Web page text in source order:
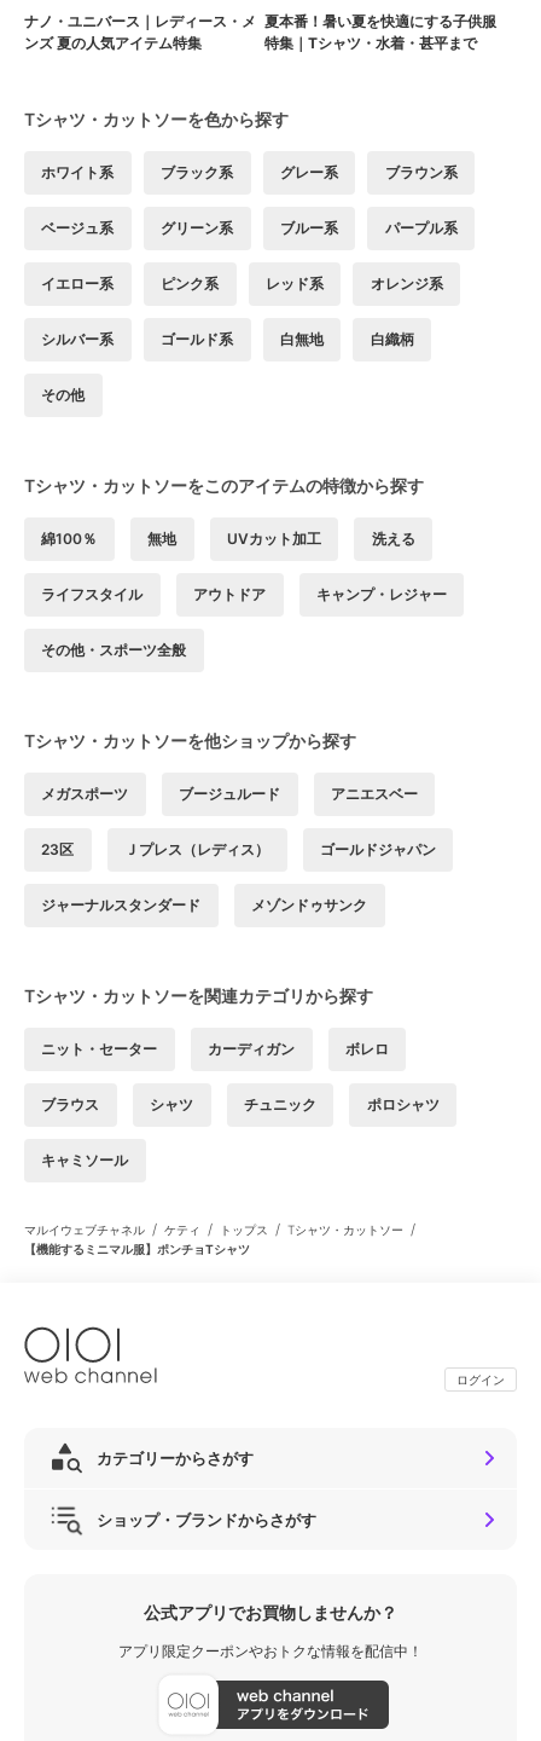
ナノ・ユニバース｜レディース・メ
ンズ 夏の人気アイテム特集
夏本番！暑い夏を快適にする子供服
特集｜Tシャツ・水着・甚平まで
Tシャツ・カットソーを色から探す
ホワイト系 ブラック系 グレー系 ブラウン系
ベージュ系 グリーン系 ブルー系 パープル系
イエロー系 ピンク系 レッド系 オレンジ系
シルバー系 ゴールド系 白無地 白織柄
その他
Tシャツ・カットソーをこのアイテムの特徴から探す
綿100％ 無地 UVカット加工 洗える
ライフスタイル アウトドア キャンプ・レジャー
その他・スポーツ全般
Tシャツ・カットソーを他ショップから探す
メガスポーツ ブージュルード アニエスベー
23区 Ｊプレス（レディス） ゴールドジャパン
ジャーナルスタンダード メゾンドゥサンク
Tシャツ・カットソーを関連カテゴリから探す
ニット・セーター カーディガン ボレロ
ブラウス シャツ チュニック ポロシャツ
キャミソール
マルイウェブチャネル / ケティ / トップス / Tシャツ・カットソー /
【機能するミニマル服】ポンチョTシャツ
ログイン
カテゴリーからさがす
ショップ・ブランドからさがす
公式アプリでお買物しませんか？
アプリ限定クーポンやおトクな情報を配信中！